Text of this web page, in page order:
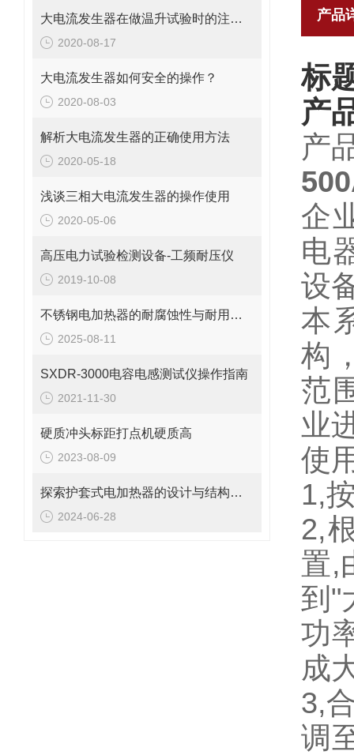
大电流发生器在做温升试验时的注意要点
2020-08-17
大电流发生器如何安全的操作？
2020-08-03
解析大电流发生器的正确使用方法
2020-05-18
浅谈三相大电流发生器的操作使用
2020-05-06
高压电力试验检测设备-工频耐压仪
2019-10-08
不锈钢电加热器的耐腐蚀性与耐用性解析
2025-08-11
SXDR-3000电容电感测试仪操作指南
2021-11-30
硬质冲头标距打点机硬质高
2023-08-09
探索护套式电加热器的设计与结构特点
2024-06-28
产品
标
产
产
企
电
设
本
构
范
业
使
1,
2,
置,
到"
功
成
3,
调